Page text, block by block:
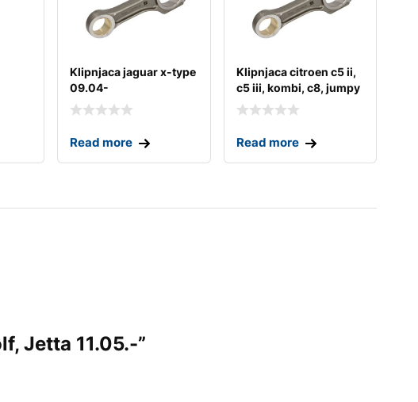
Klipnjaca jaguar x-type
09.04-
Read more
Klipnjaca citroen c5 ii,
c5 iii, kombi, c8, jumpy
ii;
Read more
Jetta 11.05.-”